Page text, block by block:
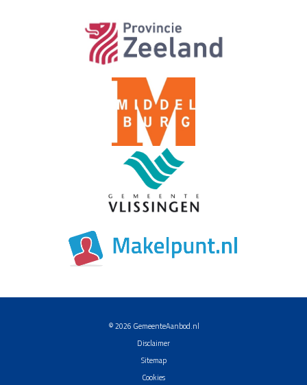
© 2026 GemeenteAanbod.nl
Disclaimer
Sitemap
Cookies